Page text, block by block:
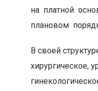
на платной
плановом
В своей
хирургическое,